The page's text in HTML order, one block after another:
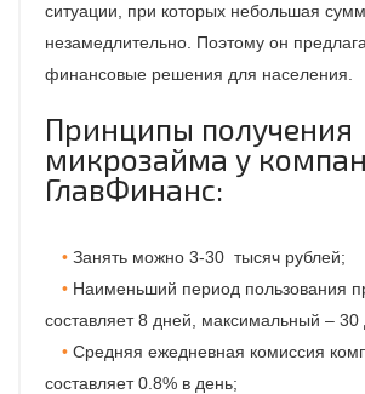
ситуации, при которых небольшая
незамедлительно. Поэтому он
финансовые решения для населения.
Принципы получения
микрозайма у
ГлавФинанс:
Занять можно 3-30 тысяч рублей;
Наименьший период пользования
составляет 8 дней, максимальный – 30
Средняя ежедневная комиссия
составляет 0.8% в день;